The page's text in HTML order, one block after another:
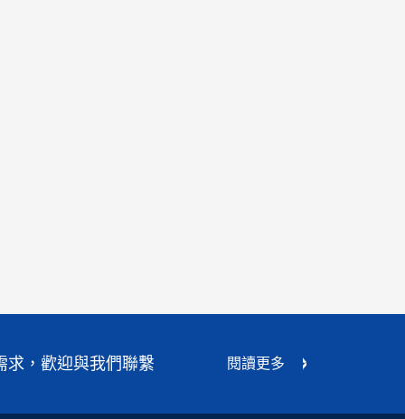
求，歡迎與我們聯繫 閱讀更多